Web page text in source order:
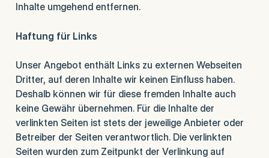
Inhalte umgehend entfernen.
Haftung für Links
Unser Angebot enthält Links zu externen Webseiten
Dritter, auf deren Inhalte wir keinen Einfluss haben.
Deshalb können wir für diese fremden Inhalte auch
keine Gewähr übernehmen. Für die Inhalte der
verlinkten Seiten ist stets der jeweilige Anbieter oder
Betreiber der Seiten verantwortlich. Die verlinkten
Seiten wurden zum Zeitpunkt der Verlinkung auf